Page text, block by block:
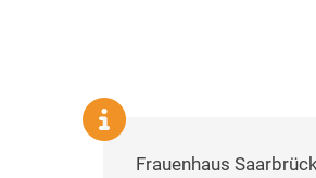
Frauenhaus